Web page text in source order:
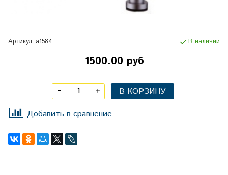
Артикул: а1584 В наличии
1500.00 руб
В КОРЗИНУ
Добавить в сравнение